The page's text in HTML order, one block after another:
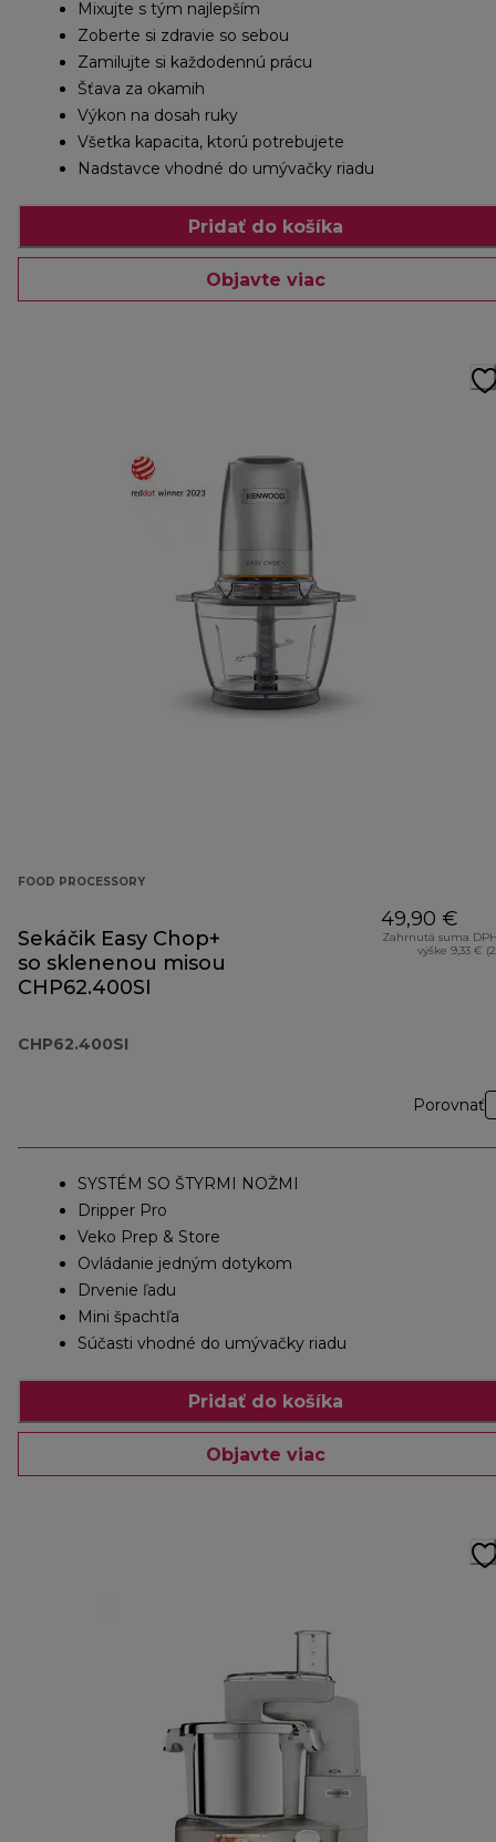
Mixujte s tým najlepším
Zoberte si zdravie so sebou
Zamilujte si každodennú prácu
Šťava za okamih
Výkon na dosah ruky
Všetka kapacita, ktorú potrebujete
Nadstavce vhodné do umývačky riadu
Pridať do košíka
Objavte viac
FOOD PROCESSORY
Sekáčik Easy Chop+
so sklenenou misou
CHP62.400SI
CHP62.400SI
49,90 €
Zahrnutá suma
výške 9,33 €
Porovnať
SYSTÉM SO ŠTYRMI NOŽMI
Dripper Pro
Veko Prep & Store
Ovládanie jedným dotykom
Drvenie ľadu
Mini špachtľa
Súčasti vhodné do umývačky riadu
Pridať do košíka
Objavte viac